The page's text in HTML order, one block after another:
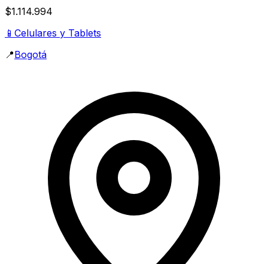
$1.114.994
📱 Celulares y Tablets
📍Bogotá